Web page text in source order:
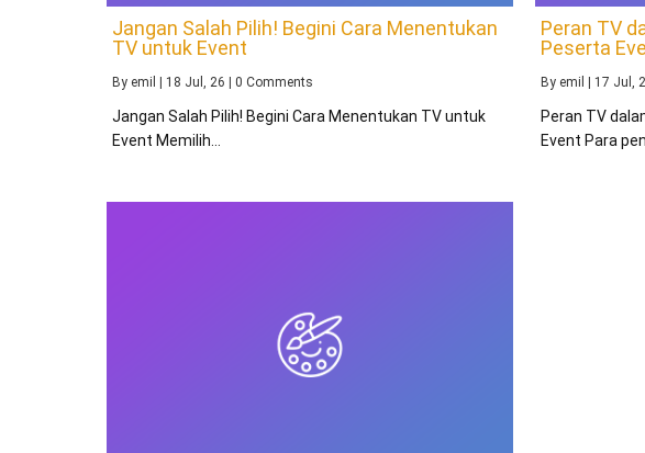
Jangan Salah Pilih! Begini Cara Menentukan
TV untuk Event
By emil 18 Jul, 26 0 Comments
Jangan Salah Pilih! Begini Cara Menentukan TV untuk
Event Memilih…
Peran TV
Peserta
By emil 17 Jul,
Peran TV
Event Para